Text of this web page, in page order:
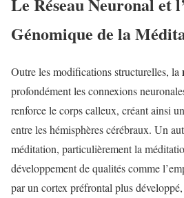
Génomique de la
Outre les modifications structurelles, la
profondément les connexions
renforce le corps calleux, créant ainsi
entre les hémisphères cérébraux. Un
méditation, particulièrement la
développement de qualités comme
par un cortex préfrontal plus